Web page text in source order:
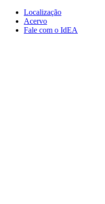
Conteúdo principal
Localização
Acervo
Fale com o IdEA